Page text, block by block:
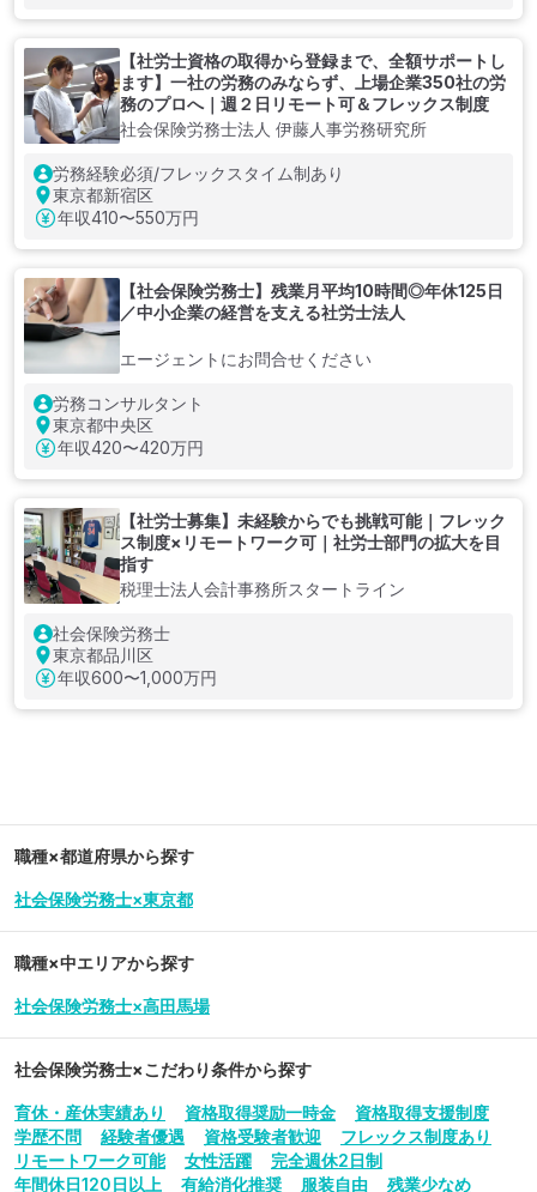
【社労士資格の取得から登録まで、全額サポートし
ます】一社の労務のみならず、上場企業350社の労
務のプロへ｜週２日リモート可＆フレックス制度
社会保険労務士法人 伊藤人事労務研究所
労務経験必須/フレックスタイム制あり
東京都新宿区
年収410〜550万円
【社会保険労務士】残業月平均10時間◎年休125日
／中小企業の経営を支える社労士法人
エージェントにお問合せください
労務コンサルタント
東京都中央区
年収420〜420万円
【社労士募集】未経験からでも挑戦可能｜フレック
ス制度×リモートワーク可｜社労士部門の拡大を目
指す
税理士法人会計事務所スタートライン
社会保険労務士
東京都品川区
年収600〜1,000万円
職種×都道府県から探す
社会保険労務士×東京都
職種×中エリアから探す
社会保険労務士×高田馬場
社会保険労務士×こだわり条件から探す
育休・産休実績あり 資格取得奨励一時金
資格取得支援制度
学歴不問
経験者優遇 資格受験者歓迎
フレックス制度あり
リモートワーク可能
女性活躍
完全週休2日制
年間休日120日以上
有給消化推奨 服装自由
残業少なめ